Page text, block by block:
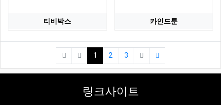
티비박스 카인드툰
1 (current)
2 3 (last)
링크사이트